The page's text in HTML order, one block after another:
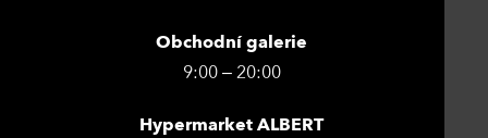
Obchodní galerie
9:00 – 20:00
Hypermarket ALBERT